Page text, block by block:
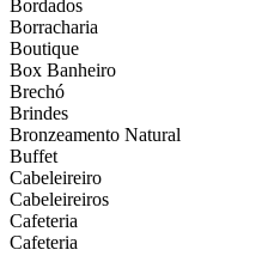
Bordados
Borracharia
Boutique
Box Banheiro
Brechó
Brindes
Bronzeamento Natural
Buffet
Cabeleireiro
Cabeleireiros
Cafeteria
Cafeteria